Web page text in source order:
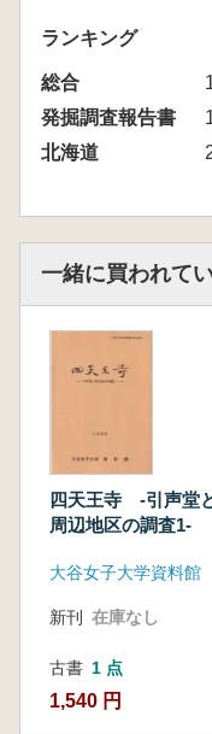
ランキング
総合
発掘調査報告書
北海道
一緒に買われて
四天王寺 -引声堂
周辺地区の調査1-
大谷女子大学資料館
新刊 在庫なし
古書 1 点
1,540 円